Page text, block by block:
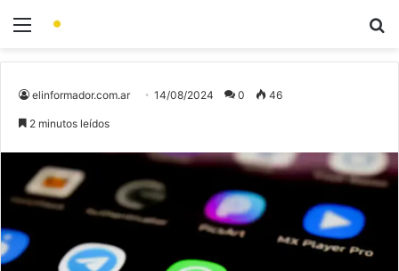
elinformador.com.ar 14/08/2024 0 46
2 minutos leídos